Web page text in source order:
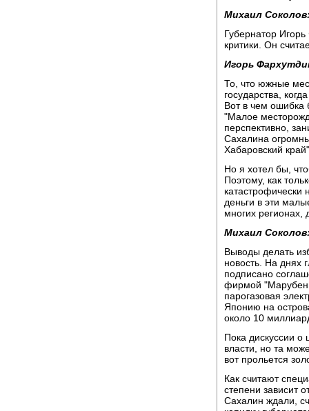
Михаил
Губернатор
критики. Он
Игорь
То, что южные
государства,
Вот в чем ошибка
"Малое
перспективно,
Сахалина
Хабаровский
Но я хотел бы,
Поэтому, как
катастрофически
деньги в эти
многих регионах,
Михаил
Выводы делать
новость. На днях
подписано
фирмой
парогазовая
Японию на
около 10
Пока дискуссии о
власти, но та
вот прольется
Как считают
степени зависит
Сахалин ждали,